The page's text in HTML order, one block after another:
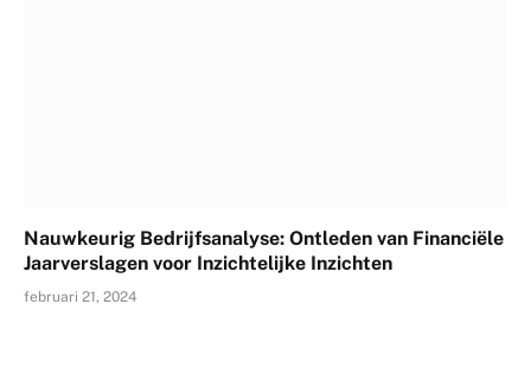
Nauwkeurig Bedrijfsanalyse: Ontleden van Financiële
Jaarverslagen voor Inzichtelijke Inzichten
februari 21, 2024